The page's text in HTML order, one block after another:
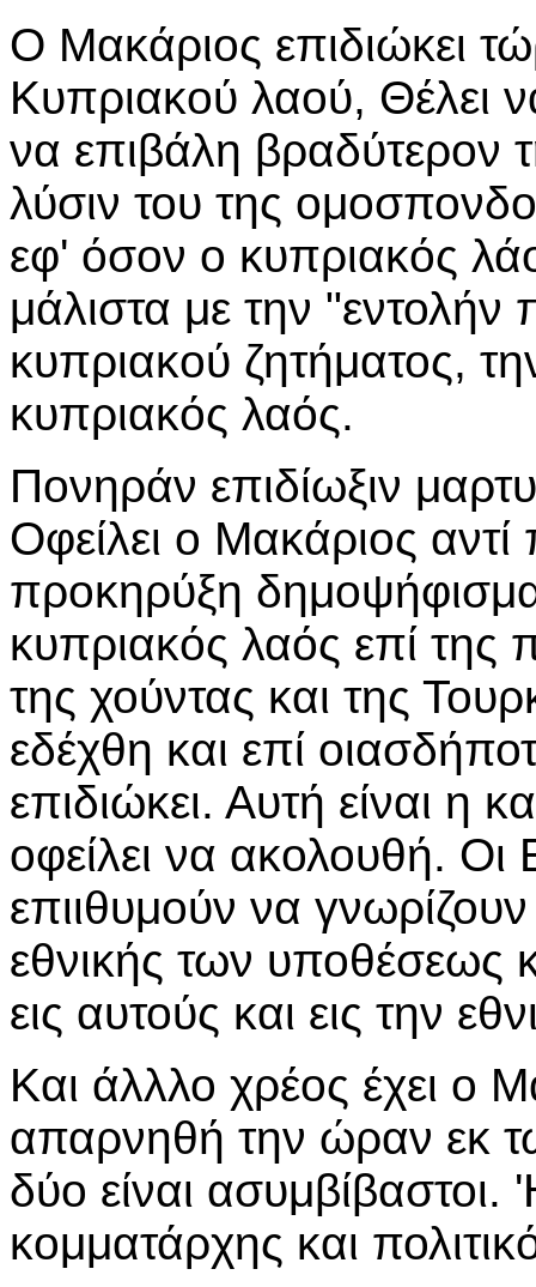
Ο Μακάριος επιδιώκει
Κυπριακού λαού, Θέλει
να επιβάλη βραδύτερον
λύσιν του της
εφ' όσον ο κυπριακός
μάλιστα με την "εντολήν
κυπριακού ζητήματος,
κυπριακός λαός.
Πονηράν επιδίωξιν
Οφείλει ο Μακάριος
προκηρύξη
κυπριακός λαός επί
της χούντας και της
εδέχθη και επί
επιδιώκει. Αυτή είναι η
οφείλει να ακολουθή.
επιιθυμούν να γνωρίζουν
εθνικής των υποθέσεως
εις αυτούς και εις την
Και άλλλο χρέος έχει ο
απαρνηθή την ώραν εκ
δύο είναι ασυμβίβαστοι.
κομματάρχης και